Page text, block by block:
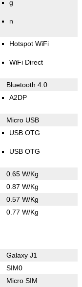
g
n
Hotspot WiFi
WiFi Direct
Bluetooth 4.0
A2DP
Micro USB
USB OTG
USB OTG
0.65 W/Kg
0.87 W/Kg
0.57 W/Kg
0.77 W/Kg
Galaxy J1
SIM0
Micro SIM